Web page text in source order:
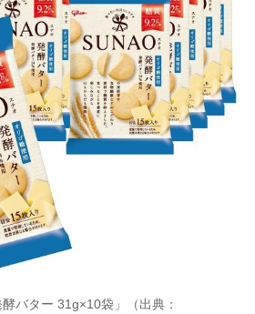
バター 31g×10袋」（出典：